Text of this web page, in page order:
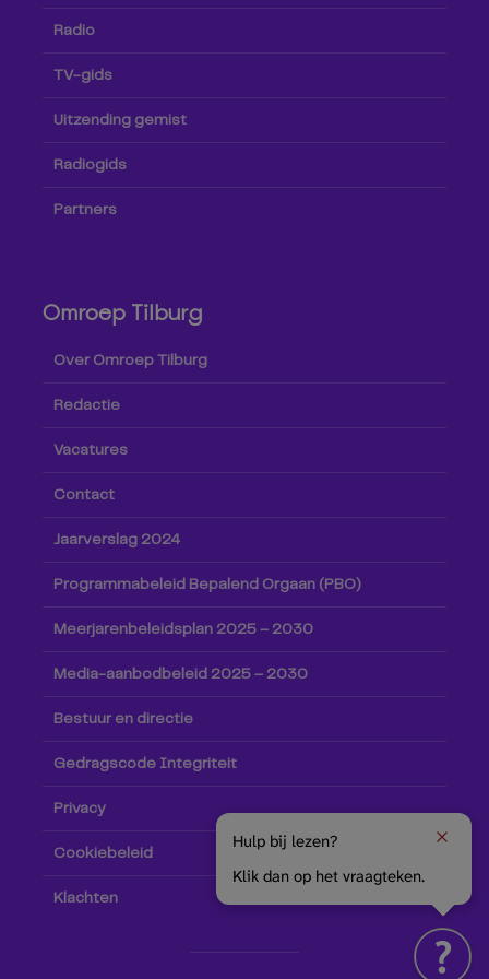
Radio
TV-gids
Uitzending gemist
Radiogids
Partners
Omroep Tilburg
Over Omroep Tilburg
Redactie
Vacatures
Contact
Jaarverslag 2024
Programmabeleid Bepalend Orgaan (PBO)
Meerjarenbeleidsplan 2025 – 2030
Media-aanbodbeleid 2025 – 2030
Bestuur en directie
Gedragscode Integriteit
Privacy
Cookiebeleid
Klachten
Hulp bij lezen?
Klik dan op het vraagteken.